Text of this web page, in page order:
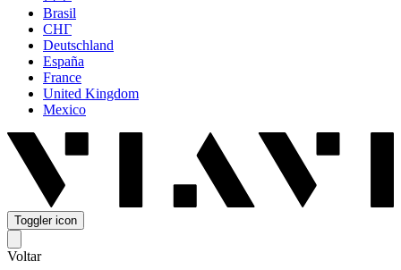
Brasil
СНГ
Deutschland
España
France
United Kingdom
Mexico
Toggler icon
Voltar